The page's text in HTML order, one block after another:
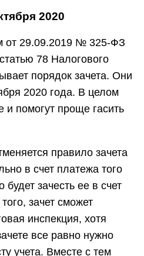
2020
от 29.09.2019 № 325-ФЗ
78 Налогового
порядок зачета. Они
2020 года. В целом
и помогут проще гасить
правило зачета
в счет платежа того
зачесть ее в счет
зачет сможет
инспекция, хотя
все равно нужно
учета. Вместе с тем